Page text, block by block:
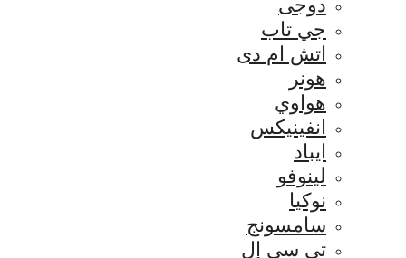
دوجى
جي تاب
اتش ام دى
هونر
هواوي
انفينيكس
ايباد
لينوفو
نوكيا
سامسونج
تي سي إل